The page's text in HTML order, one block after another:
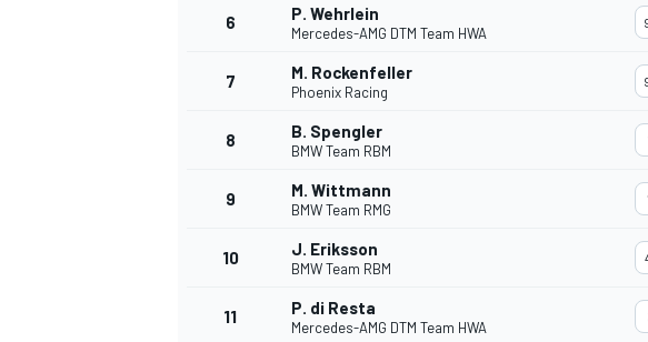
DTM
6 P. Wehrlein
Mercedes-AMG DTM Team HWA
7 M. Rockenfeller
Phoenix Racing
8 B. Spengler
BMW Team RBM
9 M. Wittmann
BMW Team RMG
10 J. Eriksson
BMW Team RBM
11 P. di Resta
Mercedes-AMG DTM Team HWA